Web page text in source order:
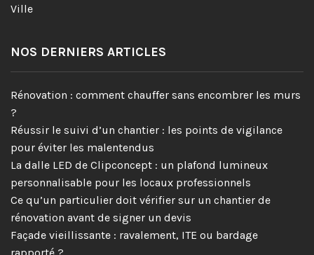
Ville
NOS DERNIERS ARTICLES
Rénovation : comment chauffer sans encombrer les murs
?
Réussir le suivi d’un chantier : les points de vigilance
pour éviter les malentendus
La dalle LED de Clipconcept : un plafond lumineux
personnalisable pour les locaux professionnels
Ce qu’un particulier doit vérifier sur un chantier de
rénovation avant de signer un devis
Façade vieillissante : ravalement, ITE ou bardage